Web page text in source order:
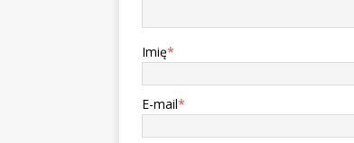
Imię*
E-mail*